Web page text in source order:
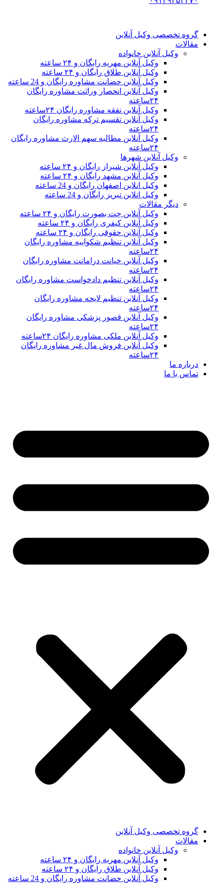
گروه تخصصی وکیل آنلاین
مقالات
وکیل آنلاین خانواده
وکیل آنلاین مهریه رایگان و ۲۴ ساعته
وکیل آنلاین طلاق رایگان و ۲۴ ساعته
وکیل آنلاین حضانت مشاوره رایگان و 24 ساعته
وکیل آنلاین انحصار وراثت مشاوره رایگان
وکیل آنلاین نفقه مشاوره رایگان ۲۴ساعته
وکیل آنلاین تقسیم ترکه مشاوره رایگان
وکیل آنلاین مطالبه سهم الارث مشاوره رایگان
وکیل آنلاین شهرها
وکیل آنلاین شیراز رایگان و ۲۴ ساعته
وکیل آنلاین مشهد رایگان و ۲۴ ساعته
وکیل انلاین اصفهان رایگان و 24 ساعته
وکیل انلاین تبریز رایگان و 24 ساعته
دیگر مقالات
وکیل آنلاین چت بصورت رایگان و ۲۴ ساعته
وکیل آنلاین کیفری رایگان و ۲۴ ساعته
وکیل آنلاین حقوقی رایگان و ۲۴ ساعته
وکیل آنلاین تنظیم شکواییه مشاوره رایگان
وکیل آنلاین خیانت درامانت مشاوره رایگان
وکیل آنلاین تنظیم دادخواست مشاوره رایگان
وکیل آنلاین تنظیم لایحه مشاوره رایگان
وکیل آنلاین قصور پزشکی مشاوره رایگان
وکیل آنلاین ملکی مشاوره رایگان ۲۴ساعته
وکیل آنلاین فروش مال غیر مشاوره رایگان
درباره ما
تماس با ما
گروه تخصصی وکیل آنلاین
مقالات
وکیل آنلاین خانواده
وکیل آنلاین مهریه رایگان و ۲۴ ساعته
وکیل آنلاین طلاق رایگان و ۲۴ ساعته
وکیل آنلاین حضانت مشاوره رایگان و 24 ساعته